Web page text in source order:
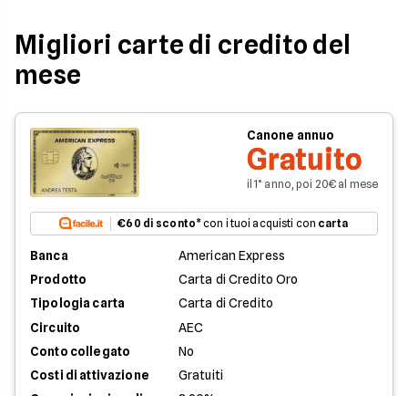
Migliori carte di credito del
mese
Canone annuo
Gratuito
il 1° anno, poi 20€ al mese
€60 di sconto* con i tuoi acquisti con carta
Banca
American Express
Prodotto
Carta di Credito Oro
Tipologia carta
Carta di Credito
Circuito
AEC
Conto collegato
No
Costi di attivazione
Gratuiti